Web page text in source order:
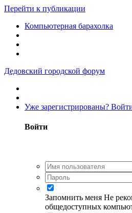
Перейти к публикации
Компьютерная барахолка
Дедовский городской форум
Уже зарегистрированы?
Войти
Запомнить меня Не
общедоступных